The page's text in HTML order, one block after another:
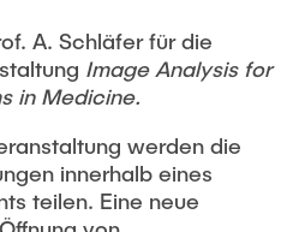
A. Schläfer für die
Image Analysis for
in Medicine.
werden die
innerhalb eines
teilen. Eine neue